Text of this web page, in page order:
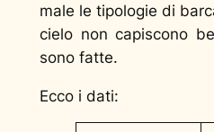
male le tipologie di
cielo non capiscono
sono fatte.
Ecco i dati: